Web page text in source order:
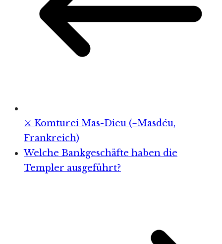
⚔️ Komturei Mas-Dieu (=Masdéu,
Frankreich)
Welche Bankgeschäfte haben die
Templer ausgeführt?